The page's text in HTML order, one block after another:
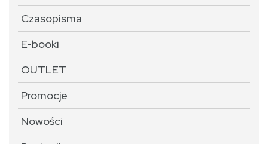
Czasopisma
E-booki
OUTLET
Promocje
Nowości